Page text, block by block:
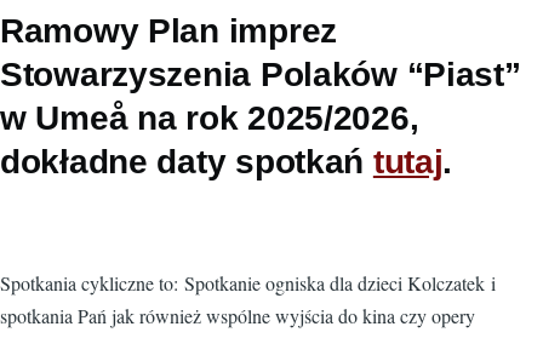
Ramowy Plan imprez
Stowarzyszenia Polaków “Piast”
w Umeå na rok 2025/2026,
dokładne daty spotkań tutaj.
Spotkania cykliczne to: Spotkanie ogniska dla dzieci Kolczatek i
spotkania Pań jak również wspólne wyjścia do kina czy opery